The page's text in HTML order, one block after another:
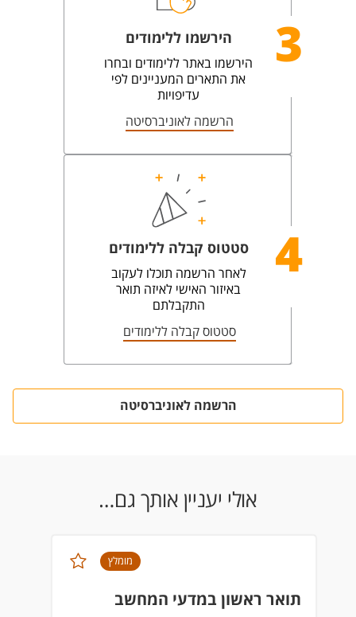
3 הירשמו ללימודים
הירשמו באתר ללימודים ובחרו
את התארים המעניינים לפי
עדיפויות
הרשמה לאוניברסיטה
4 סטטוס קבלה ללימודים
לאחר הרשמה תוכלו לעקוב
באיזור האישי לאיזה תואר
התקבלתם
סטטוס קבלה ללימודים
הרשמה לאוניברסיטה
אולי יעניין אותך גם…
מומלץ
תואר ראשון במדעי המחשב